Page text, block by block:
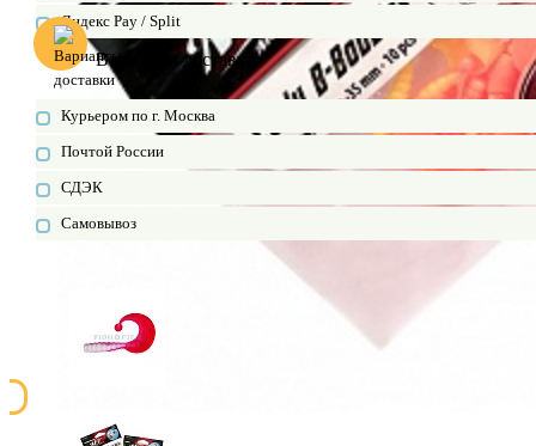
Яндекс Pay / Split
Варианты доставки
Курьером по г. Москва
Почтой России
СДЭК
Самовывоз